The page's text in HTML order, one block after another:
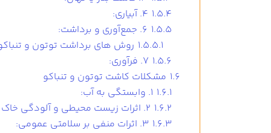
1.5.4 4. آبیاری:
1.5.5 6. جمع‌آوری و برداشت:
1.5.5.1 روش های برداشت توتون و
1.5.6 7. فرآوری:
1.6 مشکلات کاشت توتون و تنباکو
1.6.1 1. وابستگی به آب:
1.6.2 2. اثرات زیست محیطی و آلودگی خاک و آب:
1.6.3 3. اثرات منفی بر سلامتی عمومی: